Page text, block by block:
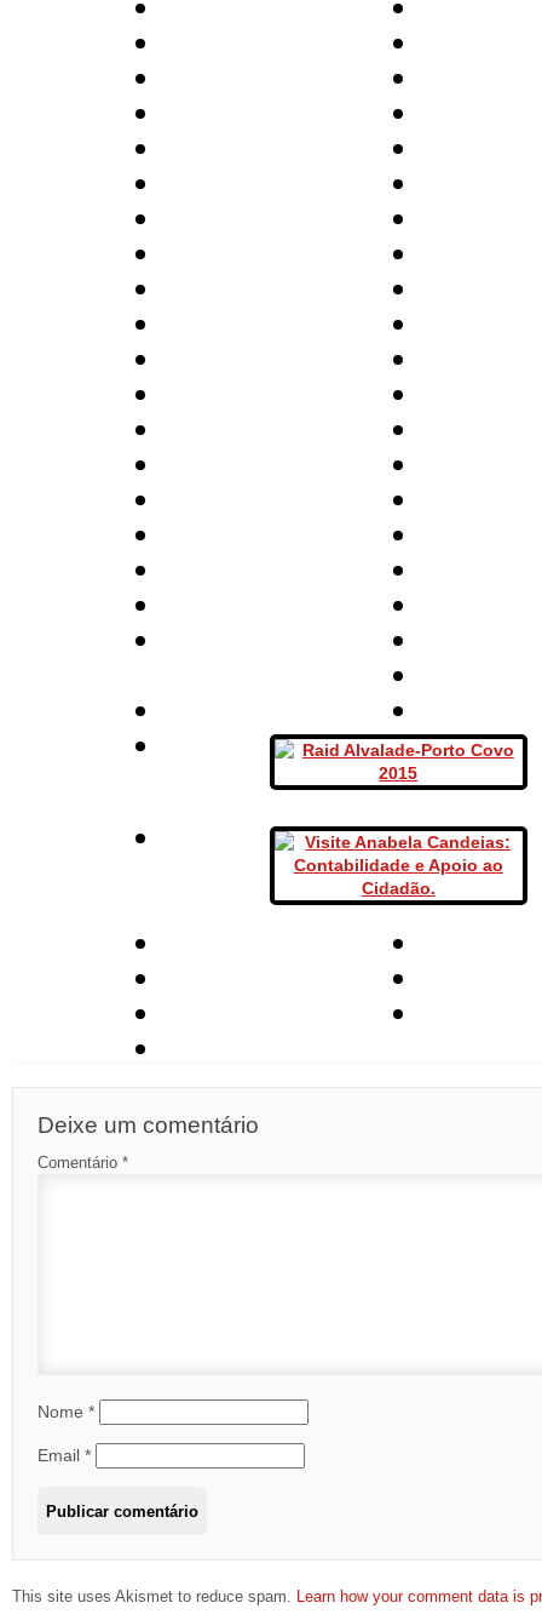
Deixe um comentário
Comentário *
Nome *
Email *
This site uses Akismet to reduce spam. Learn how your comment data is